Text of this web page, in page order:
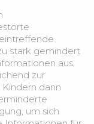
stark gemindert
aus
zur
dann
um sich